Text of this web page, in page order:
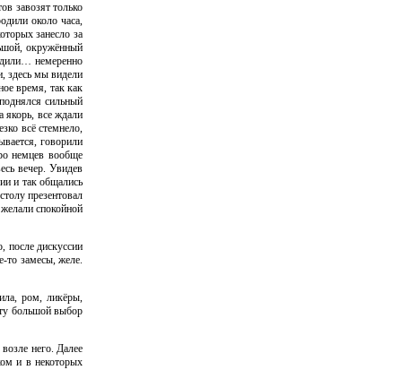
завозят только
около часа,
занесло за
окружённый
немеренно
здесь мы видели
время, так как
сильный
якорь, все ждали
всё стемнело,
говорили
немцев вообще
вечер. Увидев
и так общались
презентовал
спокойной
после дискуссии
то замесы, желе.
ром, ликёры,
большой выбор
него. Далее
и в некоторых